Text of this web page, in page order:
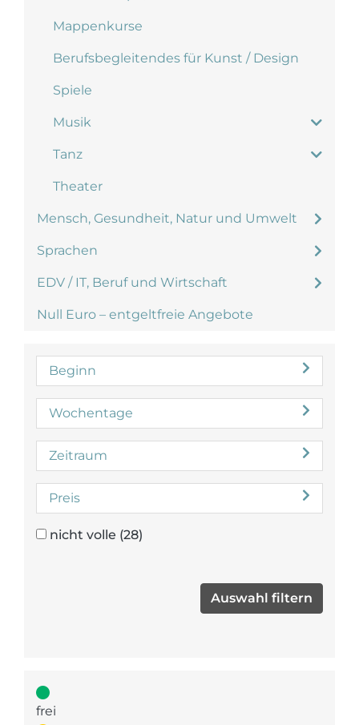
Mappenkurse
Berufsbegleitendes für Kunst / Design
Spiele
Musik
Tanz
Theater
Mensch, Gesundheit, Natur und Umwelt
Sprachen
EDV / IT, Beruf und Wirtschaft
Null Euro – entgeltfreie Angebote
Beginn
Wochentage
Zeitraum
Preis
nicht volle (28)
frei